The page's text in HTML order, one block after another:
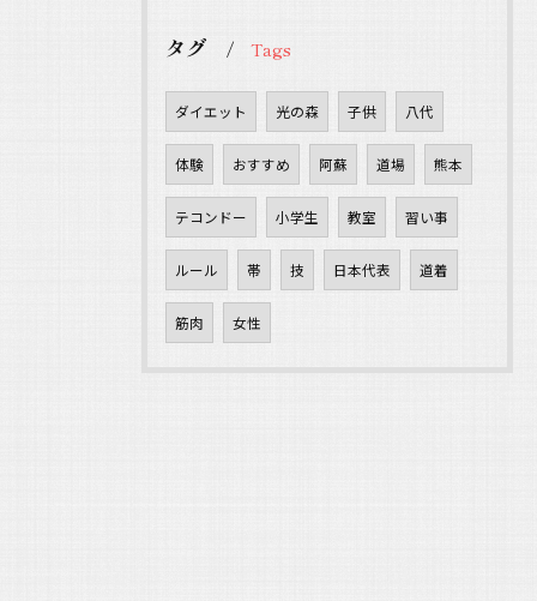
タグ Tags
ダイエット 光の森 子供 八代
体験 おすすめ 阿蘇 道場 熊本
テコンドー 小学生 教室 習い事
ルール 帯 技 日本代表 道着
筋肉 女性